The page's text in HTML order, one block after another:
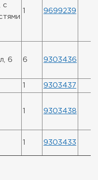
с
9699239
6
6 9303436
9303437
9303438
9303433